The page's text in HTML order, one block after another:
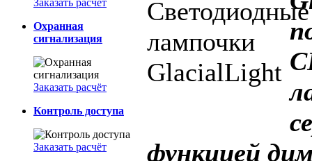
Охранная
сигнализация
Заказать расчёт
Контроль доступа
Заказать расчёт
функцией